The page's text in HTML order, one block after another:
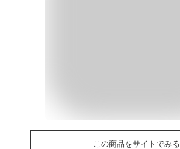
この商品をサイトでみる